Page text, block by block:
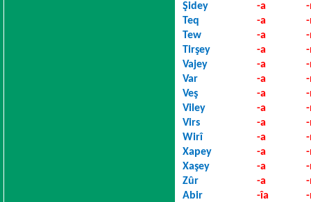
Şidey
-a
Teq
-a
Tew
-a
Tirşey
-a
Vajey
-a
Var
-a
Veş
-a
Viley
-a
Virs
-a
Wirî
-a
Xapey
-a
Xaşey
-a
Zûr
-a
Abir
-îa